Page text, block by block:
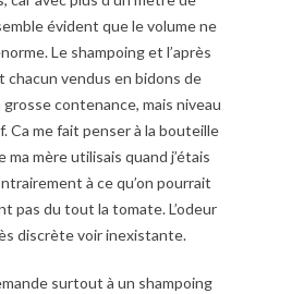
évident que le volume ne
Le shampoing et l’après
chacun vendus en bidons de
grosse contenance, mais niveau
Ca me fait penser à la bouteille
ma mère utilisais quand j’étais
à ce qu’on pourrait
pas du tout la tomate. L’odeur
discrète voir inexistante.
surtout à un shampoing